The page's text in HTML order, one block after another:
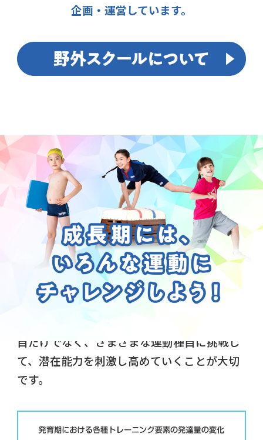
企画・運営しています。
幼児期から児童期にかけての発育発達には、
めまぐるしいものがあります。
とくに神経系（脳、神経系および感覚器な
ど）の発達は、小学校高学年で成人の95%に
とされています。ひとつの運動種
目だけでなく、さまざまな運動種目に挑戦し
て、潜在能力を刺激し高めていくことが大切
です。